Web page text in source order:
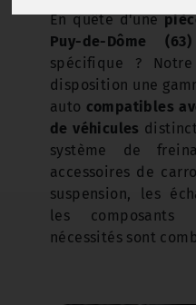
En quête d'une
Puy-de-Dôme
spécifique ?
disposition une
auto compatibles
de véhicules
système de
accessoires de
suspension, les
les
nécessités sont